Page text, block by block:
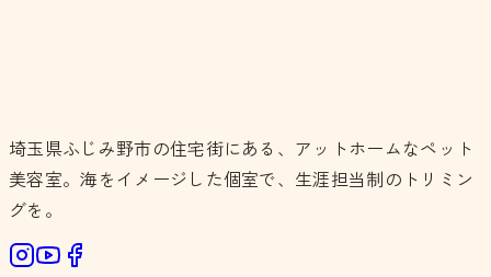
埼玉県ふじみ野市の住宅街にある、アットホームなペット
美容室。海をイメージした個室で、生涯担当制のトリミン
グを。